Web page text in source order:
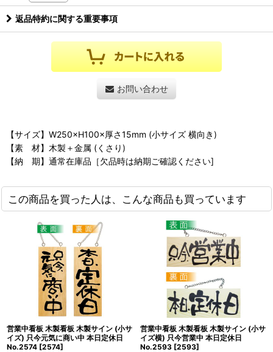
返品特約に関する重要事項
お問い合わせ
【サイズ】W250×H100×厚さ15mm (小サイズ 横向き)
【素 材】木製＋金属 (くさり)
【納 期】通常在庫品［欠品時は納期ご確認ください]
この商品を買った人は、こんな商品も買っています
営業中看板 木製看板 木製サイン (小サ
イズ) 只今元気に商い中 本日定休日
No.2574 [2574]
営業中看板 木製看板 木製サイン (小サ
イズ横) 只今営業中 本日定休日
No.2593 [2593]